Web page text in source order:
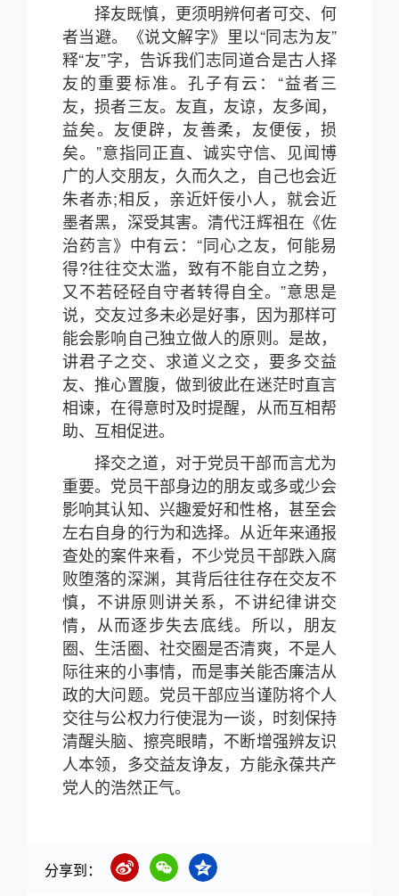
择友既慎，更须明辨何者可交、何
者当避。《说文解字》里以“同志为友”
释“友”字，告诉我们志同道合是古人择
友的重要标准。孔子有云：“益者三
友，损者三友。友直，友谅，友多闻，
益矣。友便辟，友善柔，友便佞，损
矣。”意指同正直、诚实守信、见闻博
广的人交朋友，久而久之，自己也会近
朱者赤;相反，亲近奸佞小人，就会近
墨者黑，深受其害。清代汪辉祖在《佐
治药言》中有云：“同心之友，何能易
得?往往交太滥，致有不能自立之势，
又不若硁硁自守者转得自全。”意思是
说，交友过多未必是好事，因为那样可
能会影响自己独立做人的原则。是故，
讲君子之交、求道义之交，要多交益
友、推心置腹，做到彼此在迷茫时直言
相谏，在得意时及时提醒，从而互相帮
助、互相促进。
择交之道，对于党员干部而言尤为
重要。党员干部身边的朋友或多或少会
影响其认知、兴趣爱好和性格，甚至会
左右自身的行为和选择。从近年来通报
查处的案件来看，不少党员干部跌入腐
败堕落的深渊，其背后往往存在交友不
慎，不讲原则讲关系，不讲纪律讲交
情，从而逐步失去底线。所以，朋友
圈、生活圈、社交圈是否清爽，不是人
际往来的小事情，而是事关能否廉洁从
政的大问题。党员干部应当谨防将个人
交往与公权力行使混为一谈，时刻保持
清醒头脑、擦亮眼睛，不断增强辨友识
人本领，多交益友诤友，方能永葆共产
党人的浩然正气。
分享到：